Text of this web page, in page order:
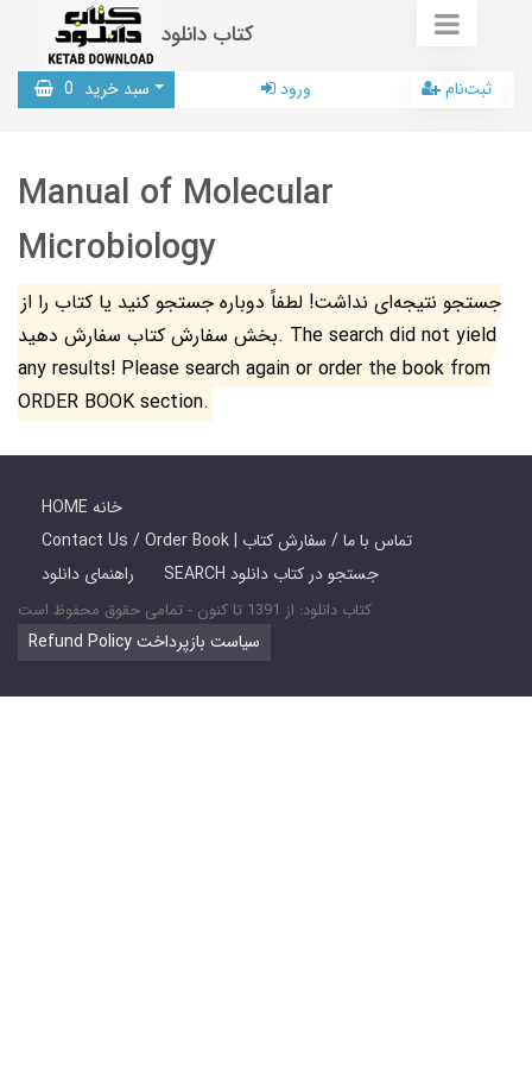
کتاب دانلود
سبد خرید 0 ورود ثبت‌نام
Manual of Molecular
Microbiology
جستجو نتیجه‌ای نداشت! لطفاً دوباره جستجو کنید یا کتاب را از
بخش سفارش کتاب سفارش دهید. The search did not yield
any results! Please search again or order the book from
ORDER BOOK section.
HOME خانه
Contact Us / Order Book | تماس با ما / سفارش کتاب
راهنمای دانلود
SEARCH جستجو در کتاب دانلود
کتاب دانلود: از 1391 تا کنون - تمامی حقوق محفوظ است
Refund Policy سیاست بازپرداخت